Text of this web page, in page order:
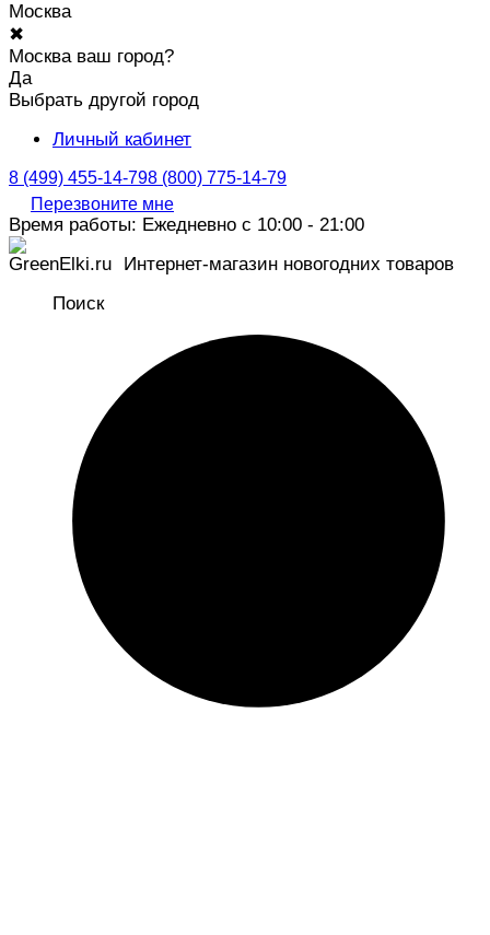
Москва
✖
Москва ваш город?
Да
Выбрать другой город
Личный кабинет
8 (499) 455-14-798 (800) 775-14-79
Перезвоните мне
Время работы: Ежедневно с 10:00 - 21:00
Интернет-магазин новогодних товаров
Поиск